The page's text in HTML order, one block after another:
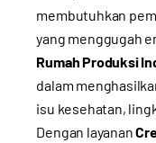
membutuhkan
yang menggugah
Rumah Produksi
dalam
isu kesehatan,
Dengan layanan